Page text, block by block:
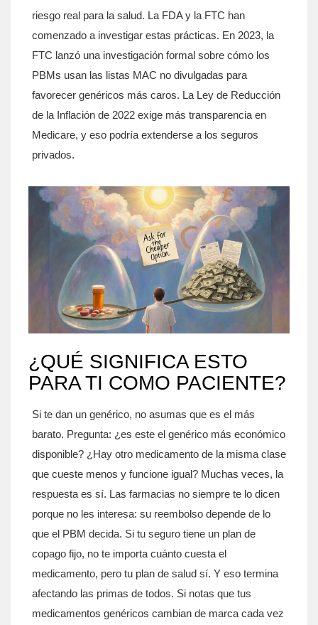
riesgo real para la salud. La FDA y la FTC han
comenzado a investigar estas prácticas. En 2023, la
FTC lanzó una investigación formal sobre cómo los
PBMs usan las listas MAC no divulgadas para
favorecer genéricos más caros. La Ley de Reducción
de la Inflación de 2022 exige más transparencia en
Medicare, y eso podría extenderse a los seguros
privados.
¿QUÉ SIGNIFICA ESTO
PARA TI COMO PACIENTE?
Si te dan un genérico, no asumas que es el más
barato. Pregunta: ¿es este el genérico más económico
disponible? ¿Hay otro medicamento de la misma clase
que cueste menos y funcione igual? Muchas veces, la
respuesta es sí. Las farmacias no siempre te lo dicen
porque no les interesa: su reembolso depende de lo
que el PBM decida. Si tu seguro tiene un plan de
copago fijo, no te importa cuánto cuesta el
medicamento, pero tu plan de salud sí. Y eso termina
afectando las primas de todos. Si notas que tus
medicamentos genéricos cambian de marca cada vez